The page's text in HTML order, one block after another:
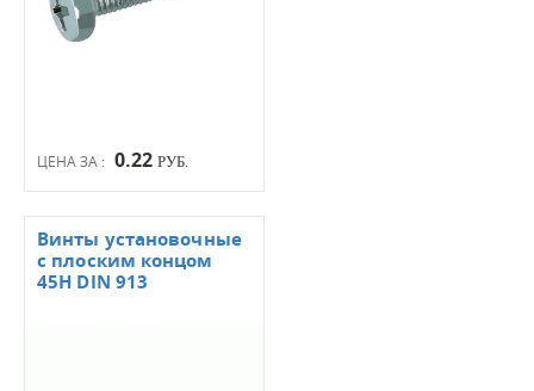
ЦЕНА ЗА : 0.22 РУБ.
Винты установочные
с плоским концом
45Н DIN 913